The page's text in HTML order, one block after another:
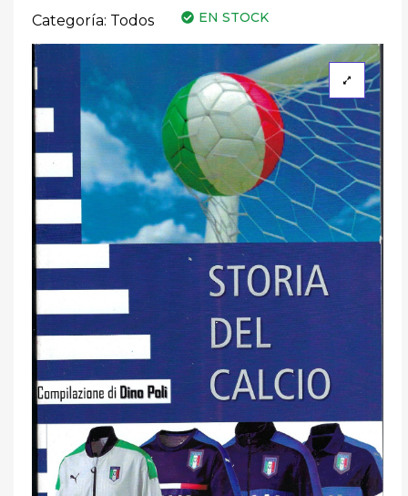
Categoría: Todos EN STOCK
El Viaje mas bonito de mi
vida....Italia.
+ AGREGAR